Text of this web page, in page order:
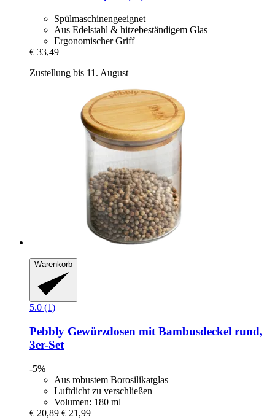
Spülmaschinengeeignet
Aus Edelstahl & hitzebeständigem Glas
Ergonomischer Griff
€ 33,49
Zustellung bis 11. August
Warenkorb
5.0 (1)
Pebbly Gewürzdosen mit Bambusdeckel rund,
3er-​Set
-5%
Aus robustem Borosilikatglas
Luftdicht zu verschließen
Volumen: 180 ml
€ 20,89 € 21,99